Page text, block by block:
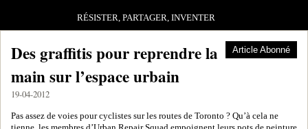
RÉSISTER, PARTAGER, INVENTER
Article Abonné
Des graffitis pour reprendre la
main sur l’espace urbain
19-04-2012
Pas assez de voies pour cyclistes sur les routes de Toronto ? Qu’à cela ne